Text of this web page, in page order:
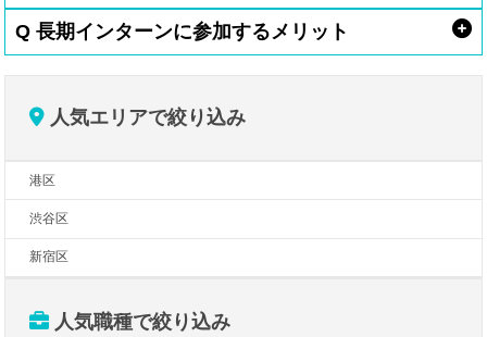
Q 長期インターンに参加するメリット
人気エリアで絞り込み
港区
渋谷区
新宿区
人気職種で絞り込み